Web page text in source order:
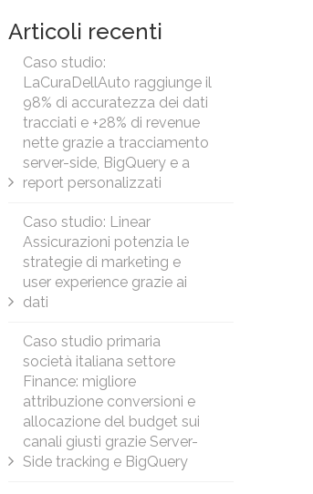
Articoli recenti
Caso studio:
LaCuraDellAuto raggiunge il
98% di accuratezza dei dati
tracciati e +28% di revenue
nette grazie a tracciamento
server-side, BigQuery e a
report personalizzati
Caso studio: Linear
Assicurazioni potenzia le
strategie di marketing e
user experience grazie ai
dati
Caso studio primaria
società italiana settore
Finance: migliore
attribuzione conversioni e
allocazione del budget sui
canali giusti grazie Server-
Side tracking e BigQuery